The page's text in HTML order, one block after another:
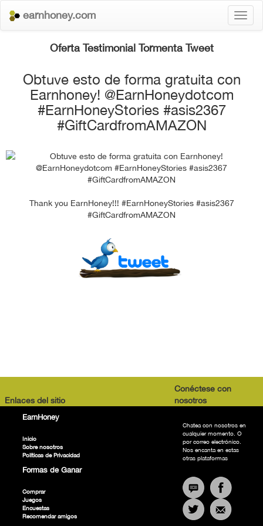
earnhoney.com
Oferta Testimonial Tormenta Tweet
Obtuve esto de forma gratuita con
Earnhoney! @EarnHoneydotcom
#EarnHoneyStories #asis2367
#GiftCardfromAMAZON
Thank you EarnHoney!!! #EarnHoneyStories #asis2367
#GiftCardfromAMAZON
Enlaces del sitio
Conéctese con
nosotros
EarnHoney
Inicio
Sobre nosotros
Políticas de Privacidad
Formas de Ganar
Comprar
Juegos
Encuestas
Recomendar amigos
Chatea con nosotros en
cualquier momento. O
por correo electrónico.
Nos encanta en estas
otras plataformas